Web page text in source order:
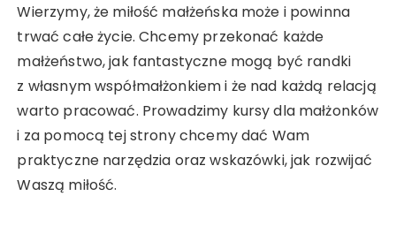
Wierzymy, że miłość małżeńska może i powinna
trwać całe życie. Chcemy przekonać każde
małżeństwo, jak fantastyczne mogą być randki
z własnym współmałżonkiem i że nad każdą relacją
warto pracować. Prowadzimy kursy dla małżonków
i za pomocą tej strony chcemy dać Wam
praktyczne narzędzia oraz wskazówki, jak rozwijać
Waszą miłość.